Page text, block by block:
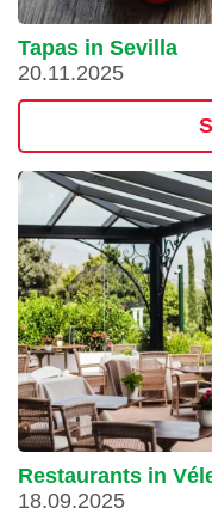
Tapas in Sevilla
20.11.2025
Restaurants in
18.09.2025